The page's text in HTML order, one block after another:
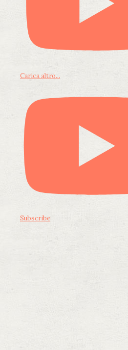
Carica altro...
Subscribe